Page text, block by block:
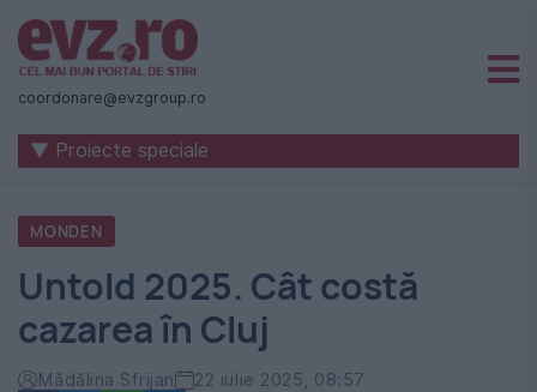
Știri
naționale
internaționale
România
-
Evenimentul
Zilei
coordonare@evzgroup.ro
▼ Proiecte speciale
MONDEN
Untold 2025. Cât costă
cazarea în Cluj
Mădălina Sfrijan 22 iulie 2025, 08:57